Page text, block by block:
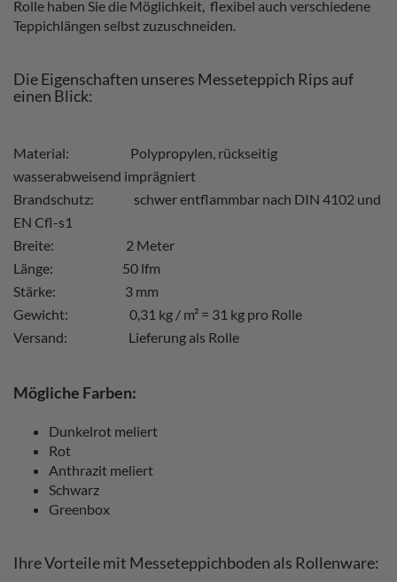
Rolle haben Sie die Möglichkeit, flexibel auch verschiedene
Teppichlängen selbst zuzuschneiden.
Die Eigenschaften unseres Messeteppich Rips auf
einen Blick:
Material: Polypropylen, rückseitig
wasserabweisend imprägniert
Brandschutz: schwer entflammbar nach DIN 4102 und
EN Cfl-s1
Breite: 2 Meter
Länge: 50 lfm
Stärke: 3 mm
Gewicht: 0,31 kg / m² = 31 kg pro Rolle
Versand: Lieferung als Rolle
Mögliche Farben:
Dunkelrot meliert
Rot
Anthrazit meliert
Schwarz
Greenbox
Ihre Vorteile mit Messeteppichboden als Rollenware: